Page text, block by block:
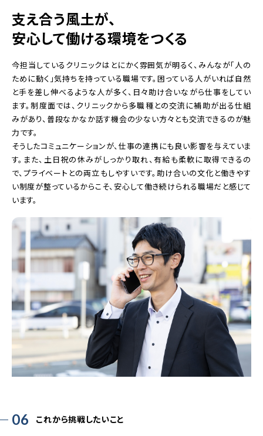
支え合う風土が、
安心して働ける環境をつくる
今担当しているクリニックはとにかく雰囲気が明るく、みんなが「人の
ために動く」気持ちを持っている職場です。困っている人がいれば自然
と手を差し伸べるような人が多く、日々助け合いながら仕事をしてい
ます。制度面では、クリニックから多職種との交流に補助が出る仕組
みがあり、普段なかなか話す機会の少ない方々とも交流できるのが魅
力です。
そうしたコミュニケーションが、仕事の連携にも良い影響を与えていま
す。また、土日祝の休みがしっかり取れ、有給も柔軟に取得できるの
で、プライベートとの両立もしやすいです。助け合いの文化と働きやす
い制度が整っているからこそ、安心して働き続けられる職場だと感じて
います。
06 これから挑戦したいこと